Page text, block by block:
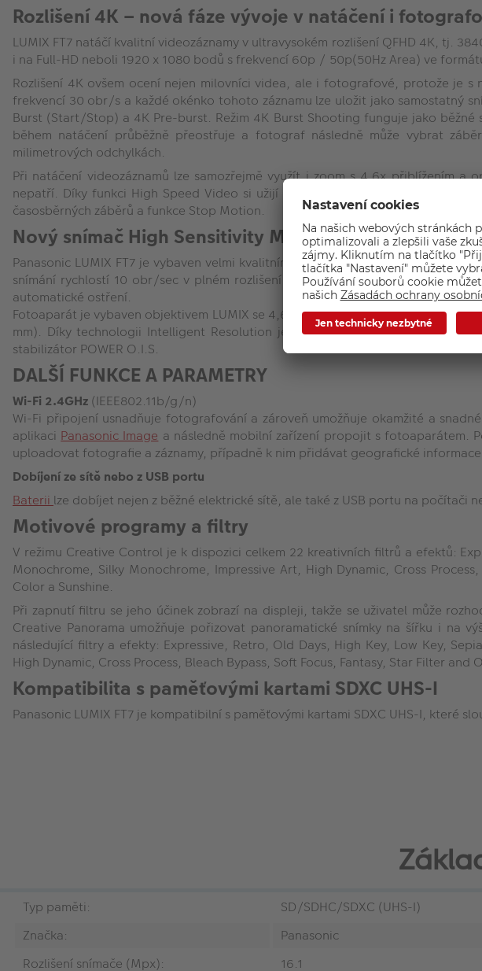
Rozlišení 4K – nová fáze vývoje v natáčení i
LUMIX FT7 natáčí kvalitní videozáznamy v ultravysokém rozlišení QFHD 4K, tj.
i na Full-HD neboli 1920 x 1080 bodů s frekvencí 60p / 50p(50Hz Area) ve
Rozlišení 4K ovšem ocení nejen milovníci videa, ale i fotografové, protože je
frekvencí 30 obr/s a každé okénko tohoto záznamu lze uložit jako samostatný
Burst (Start/Stop) a 4K Pre-burst. Režim 4K Burst Shooting funguje jako
během natáčení průběžně přeostřuje a fotograf následně může vybrat
milimetrových odchylkách.
Při natáčení videozáznamů lze samozřejmě využít i zoom s 4,6x přiblížením a
nepatří. Díky funkci High Speed Video si užijí milovníci zpomalených záběrů
časosběrných záběrů a funkce Stop Motion.
Nový snímač High Sensitivity MOS – kvalitní obraz a
Panasonic LUMIX FT7 je vybaven velmi kvalitním snímačem High Sensitivity
snímání rychlostí 10 obr/sec v plném rozlišení s mechanickou závěrkou,
automatické ostření.
Fotoaparát je vybaven objektivem LUMIX se 4,6x zoomem, který začíná na
mm). Díky technologii Intelligent Resolution je k dispozici i inteligentní
stabilizátor POWER O.I.S.
DALŠÍ FUNKCE A PARAMETRY
Wi-Fi 2.4GHz (IEEE802.11b/g/n)
Wi-Fi připojení usnadňuje fotografování a zároveň umožňuje okamžité a
aplikaci Panasonic Image a následně mobilní zařízení propojit s fotoaparátem.
uploadovat fotografie a záznamy, případně k nim přidávat geografické
Dobíjení ze sítě nebo z USB portu
Baterii lze dobíjet nejen z běžné elektrické sítě, ale také z USB portu na počítači
Motivové programy a filtry
V režimu Creative Control je k dispozici celkem 22 kreativních filtrů a efektů:
Monochrome, Silky Monochrome, Impressive Art, High Dynamic, Cross
Color a Sunshine.
Při zapnutí filtru se jeho účinek zobrazí na displeji, takže se uživatel může
Creative Panorama umožňuje pořizovat panoramatické snímky na šířku i na
následující filtry a efekty: Expressive, Retro, Old Days, High Key, Low Key,
High Dynamic, Cross Process, Bleach Bypass, Soft Focus, Fantasy, Star Filter and
Kompatibilita s paměťovými kartami SDXC UHS-I
Panasonic LUMIX FT7 je kompatibilní s paměťovými kartami SDXC UHS-I, které
Typ paměti:
SD/SDHC/SDXC (UHS-I)
Značka:
Panasonic
Rozlišení snímače (Mpx):
16.1